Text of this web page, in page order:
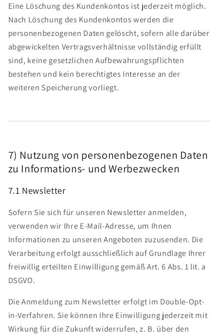
Eine Löschung des Kundenkontos ist jederzeit möglich.
Nach Löschung des Kundenkontos werden die
personenbezogenen Daten gelöscht, sofern alle darüber
abgewickelten Vertragsverhältnisse vollständig erfüllt
sind, keine gesetzlichen Aufbewahrungspflichten
bestehen und kein berechtigtes Interesse an der
weiteren Speicherung vorliegt.
7) Nutzung von personenbezogenen Daten
zu Informations- und Werbezwecken
7.1 Newsletter
Sofern Sie sich für unseren Newsletter anmelden,
verwenden wir Ihre E-Mail-Adresse, um Ihnen
Informationen zu unseren Angeboten zuzusenden. Die
Verarbeitung erfolgt ausschließlich auf Grundlage Ihrer
freiwillig erteilten Einwilligung gemäß Art. 6 Abs. 1 lit. a
DSGVO.
Die Anmeldung zum Newsletter erfolgt im Double-Opt-
in-Verfahren. Sie können Ihre Einwilligung jederzeit mit
Wirkung für die Zukunft widerrufen, z. B. über den